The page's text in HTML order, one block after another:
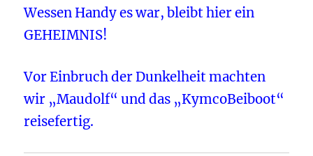
Wessen Handy es war, bleibt hier ein
GEHEIMNIS!
Vor Einbruch der Dunkelheit machten
wir „Maudolf“ und das „KymcoBeiboot“
reisefertig.